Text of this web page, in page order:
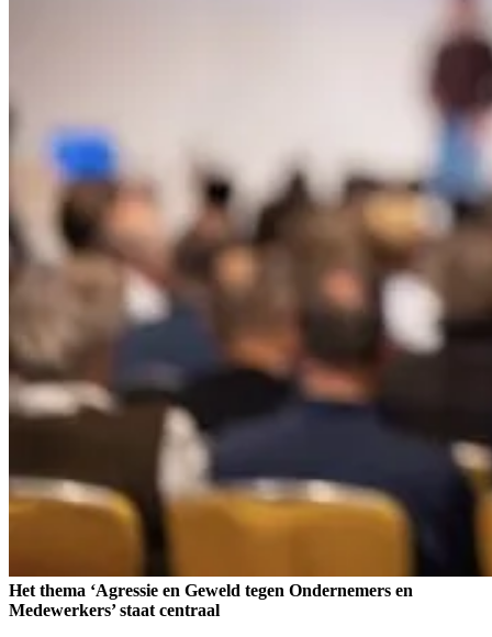
Het thema ‘Agressie en Geweld tegen Ondernemers en
Medewerkers’ staat centraal